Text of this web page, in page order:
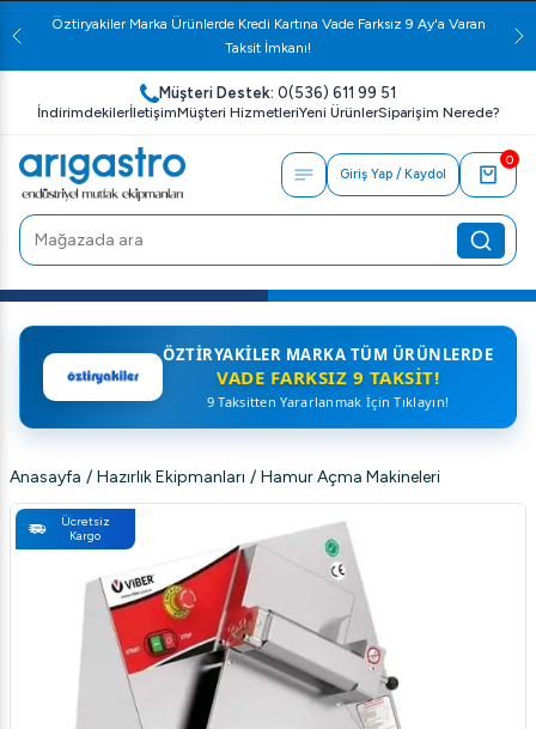
Öztiryakiler Marka Ürünlerde Kredi Kartına Vade Farksız 9 Ay'a Varan
Taksit İmkanı!
Müşteri Destek: 0(536) 611 99 51
İndirimdekilerİletişimMüşteri HizmetleriYeni ÜrünlerSiparişim Nerede?
Giriş Yap / Kaydol
0
ÖZTIRYAKILER MARKA TÜM ÜRÜNLERDE
VADE FARKSIZ 9 TAKSIT!
9 Taksitten Yararlanmak İçin Tıklayın!
Anasayfa / Hazırlık Ekipmanları / Hamur Açma Makineleri
Ücretsiz
Kargo